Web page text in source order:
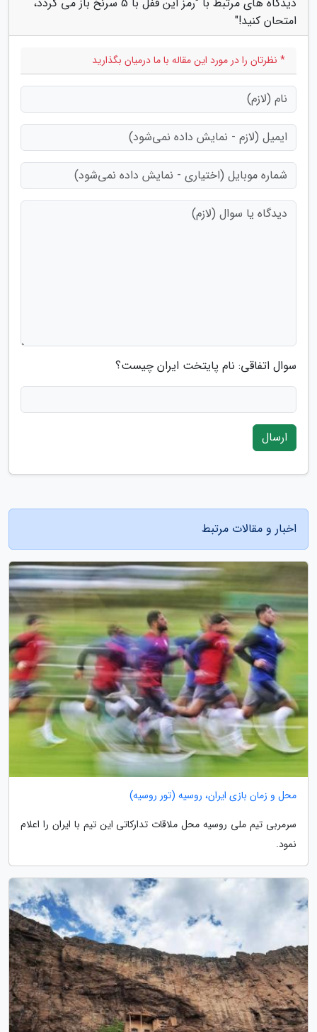
امتحان کنید!"
* نظرتان را در مورد این مقاله با ما درمیان بگذارید
سوال اتفاقی: نام پایتخت ایران چیست؟
ارسال
اخبار و مقالات مرتبط
محل و زمان بازی ایران، روسیه (تور روسیه)
سرمربی تیم ملی روسیه محل ملاقات تدارکاتی این تیم با ایران را اعلام
نمود.